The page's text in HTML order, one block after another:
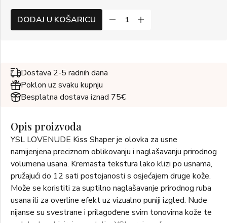
DODAJ U KOŠARICU
Dostava 2-5 radnih dana
Poklon uz svaku kupnju
Besplatna dostava iznad 75€
Opis proizvoda
YSL LOVENUDE Kiss Shaper je olovka za usne
namijenjena preciznom oblikovanju i naglašavanju prirodnog
volumena usana. Kremasta tekstura lako klizi po usnama,
pružajući do 12 sati postojanosti s osjećajem druge kože.
Može se koristiti za suptilno naglašavanje prirodnog ruba
usana ili za overline efekt uz vizualno puniji izgled. Nude
nijanse su svestrane i prilagođene svim tonovima kože te